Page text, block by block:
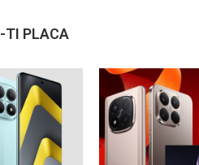
TI PLACA